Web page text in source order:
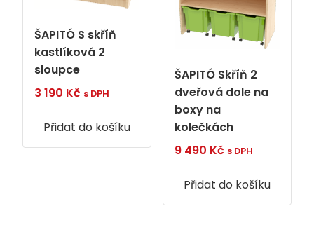
ŠAPITÓ S skříň
kastlíková 2
sloupce
3 190 Kč s DPH
Přidat do košíku
ŠAPITÓ Skříň 2
dveřová dole na
boxy na
kolečkách
9 490 Kč s DPH
Přidat do košíku